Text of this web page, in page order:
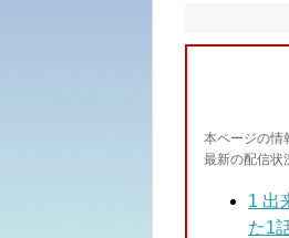
本ページの情
最新の配信状
1 出
た1